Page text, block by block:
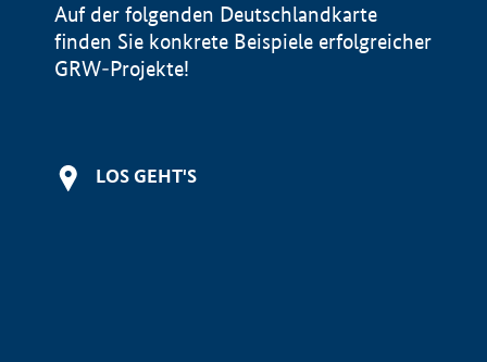
Auf der folgenden Deutschlandkarte
finden Sie konkrete Beispiele erfolgreicher
GRW-Projekte!
LOS GEHT'S